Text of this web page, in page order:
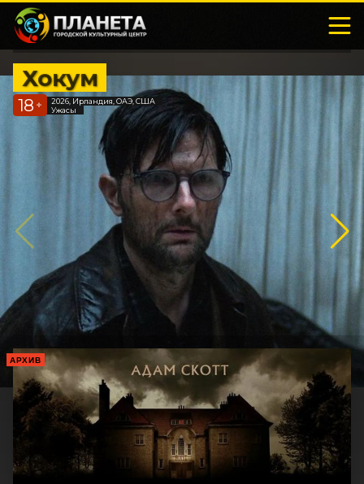
Хокум
18 +
2026, Ирландия, ОАЭ, США
Ужасы
АРХИВ